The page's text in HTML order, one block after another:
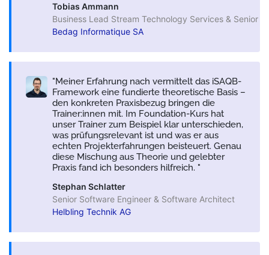
Tobias Ammann
Business Lead Stream Technology Services & Senior
Bedag Informatique SA
Meiner Erfahrung nach vermittelt das iSAQB-
Framework eine fundierte theoretische Basis –
den konkreten Praxisbezug bringen die
Trainer:innen mit. Im Foundation-Kurs hat
unser Trainer zum Beispiel klar unterschieden,
was prüfungsrelevant ist und was er aus
echten Projekterfahrungen beisteuert. Genau
diese Mischung aus Theorie und gelebter
Praxis fand ich besonders hilfreich.
Stephan Schlatter
Senior Software Engineer & Software Architect
Helbling Technik AG